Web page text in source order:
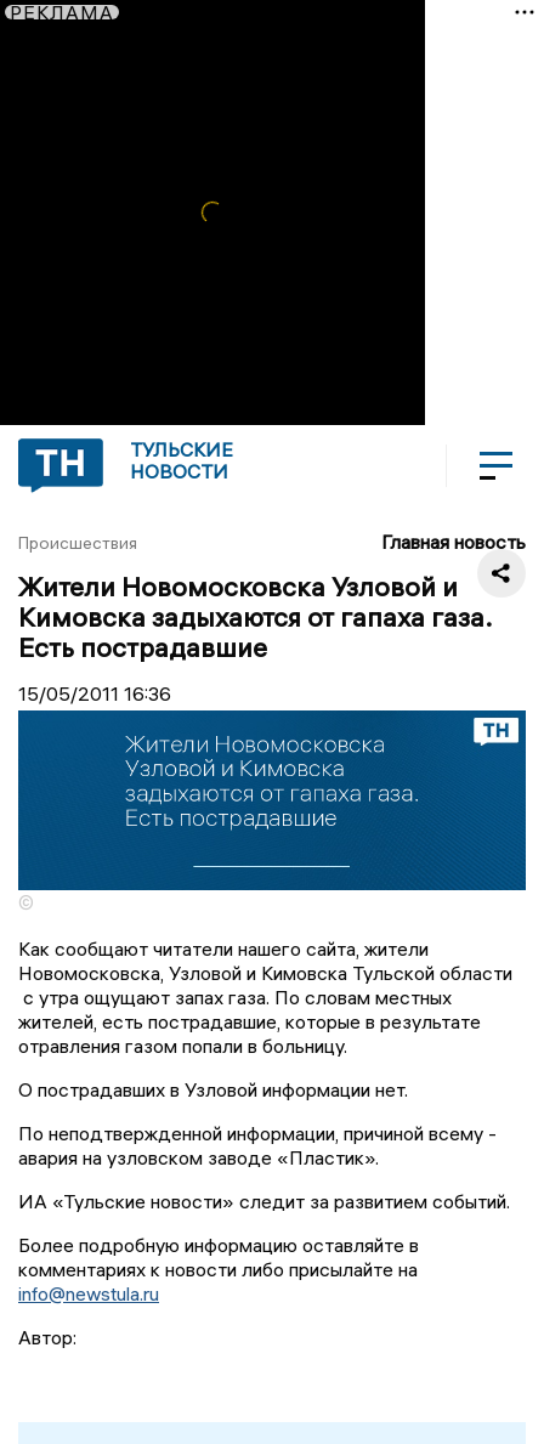
РЕКЛАМА
ТУЛЬСКИЕ
НОВОСТИ
Происшествия Главная новость
Жители Новомосковска Узловой и
Кимовска задыхаются от гапаха газа.
Есть пострадавшие
15/05/2011 16:36
©
Как сообщают читатели нашего сайта, жители
Новомосковска, Узловой и Кимовска Тульской области
с утра ощущают запах газа. По словам местных
жителей, есть пострадавшие, которые в результате
отравления газом попали в больницу.
О пострадавших в Узловой информации нет.
По неподтвержденной информации, причиной всему -
авария на узловском заводе «Пластик».
ИА «Тульские новости» следит за развитием событий.
Более подробную информацию оставляйте в
комментариях к новости либо присылайте на
info@newstula.ru
Автор: